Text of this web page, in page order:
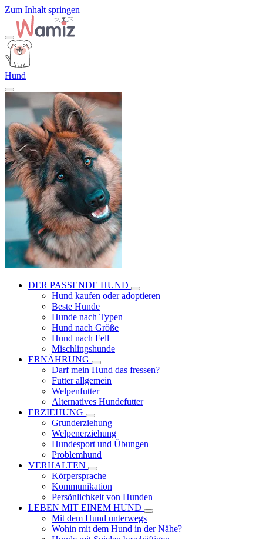
Zum Inhalt springen
Hund
DER PASSENDE HUND
Hund kaufen oder adoptieren
Beste Hunde
Hunde nach Typen
Hund nach Größe
Hund nach Fell
Mischlingshunde
ERNÄHRUNG
Darf mein Hund das fressen?
Futter allgemein
Welpenfutter
Alternatives Hundefutter
ERZIEHUNG
Grunderziehung
Welpenerziehung
Hundesport und Übungen
Problemhund
VERHALTEN
Körpersprache
Kommunikation
Persönlichkeit von Hunden
LEBEN MIT EINEM HUND
Mit dem Hund unterwegs
Wohin mit dem Hund in der Nähe?